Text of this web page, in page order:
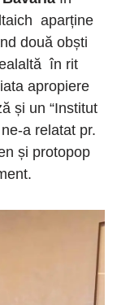
aparține
două obști
în rit
apropiere
și un “Institut
a relatat pr.
și protopop